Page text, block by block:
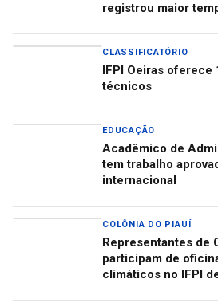
registrou maior
CLASSIFICATÓRIO
IFPI Oeiras oferece
técnicos
EDUCAÇÃO
Acadêmico de
tem trabalho
internacional
COLÔNIA DO PIAUÍ
Representantes de
participam de
climáticos no IFPI